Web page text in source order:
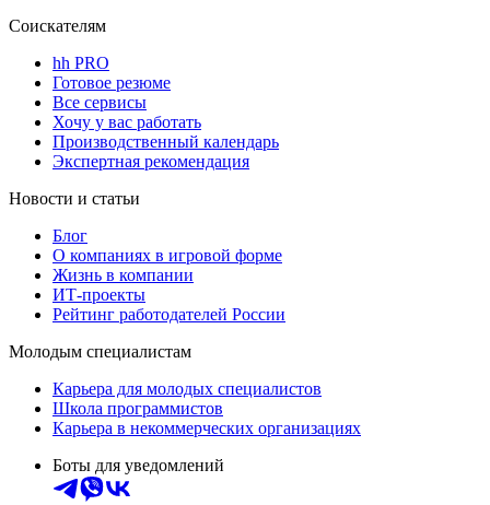
Соискателям
hh PRO
Готовое резюме
Все сервисы
Хочу у вас работать
Производственный календарь
Экспертная рекомендация
Новости и статьи
Блог
О компаниях в игровой форме
Жизнь в компании
ИТ-проекты
Рейтинг работодателей России
Молодым специалистам
Карьера для молодых специалистов
Школа программистов
Карьера в некоммерческих организациях
Боты для уведомлений